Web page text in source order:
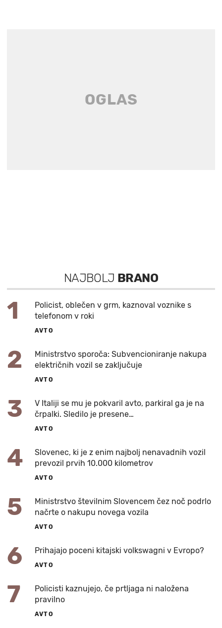
NAJBOLJ BRANO
1
Policist, oblečen v grm, kaznoval voznike s
telefonom v roki
AVTO
2
Ministrstvo sporoča: Subvencioniranje nakupa
električnih vozil se zaključuje
AVTO
3
V Italiji se mu je pokvaril avto, parkiral ga je na
črpalki. Sledilo je presene…
AVTO
4
Slovenec, ki je z enim najbolj nenavadnih vozil
prevozil prvih 10.000 kilometrov
AVTO
5
Ministrstvo številnim Slovencem čez noč podrlo
načrte o nakupu novega vozila
AVTO
6 Prihajajo poceni kitajski volkswagni v Evropo?
AVTO
7
Policisti kaznujejo, če prtljaga ni naložena
pravilno
AVTO